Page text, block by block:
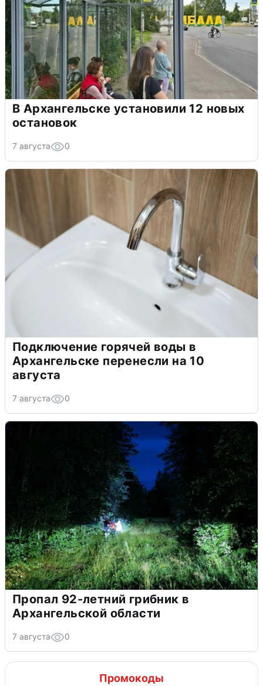
В Архангельске установили 12 новых
остановок
7 августа 0
Подключение горячей воды в
Архангельске перенесли на 10
августа
7 августа 0
Пропал 92-летний грибник в
Архангельской области
7 августа 0
Промокоды